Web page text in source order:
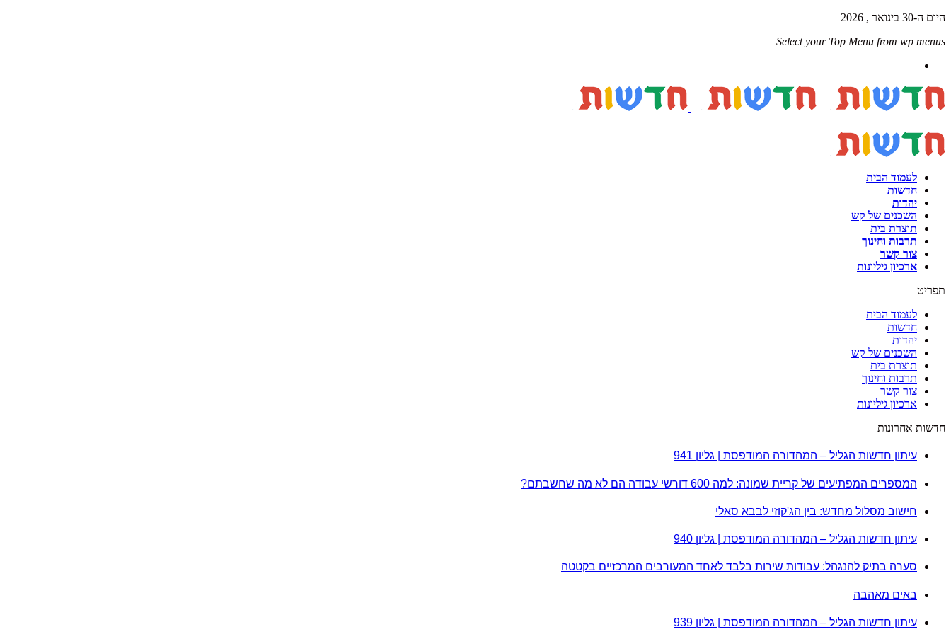
היום ה-30 בינואר , 2026
Select your Top Menu from wp menus
לעמוד הבית
חדשות
יהדות
השכנים של קש
תוצרת בית
תרבות וחינוך
צור קשר
ארכיון גיליונות
תפריט
לעמוד הבית
חדשות
יהדות
השכנים של קש
תוצרת בית
תרבות וחינוך
צור קשר
ארכיון גיליונות
חדשות אחרונות
עיתון חדשות הגליל – המהדורה המודפסת | גליון 941
המספרים המפתיעים של קריית שמונה: למה 600 דורשי עבודה הם לא מה שחשבתם?
חישוב מסלול מחדש: בין הג'קוזי לבבא סאלי
עיתון חדשות הגליל – המהדורה המודפסת | גליון 940
סערה בתיק להנגהל: עבודות שירות בלבד לאחד המעורבים המרכזיים בקטטה
באים מאהבה
עיתון חדשות הגליל – המהדורה המודפסת | גליון 939